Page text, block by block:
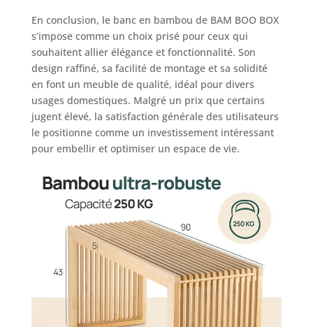
En conclusion, le banc en bambou de BAM BOO BOX
s’impose comme un choix prisé pour ceux qui
souhaitent allier élégance et fonctionnalité. Son
design raffiné, sa facilité de montage et sa solidité
en font un meuble de qualité, idéal pour divers
usages domestiques. Malgré un prix que certains
jugent élevé, la satisfaction générale des utilisateurs
le positionne comme un investissement intéressant
pour embellir et optimiser un espace de vie.